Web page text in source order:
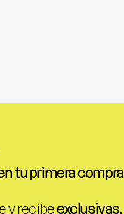
tu primera compra
y recibeexclusivas,